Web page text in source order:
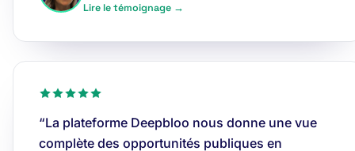
Lire le témoignage →
“La plateforme Deepbloo nous donne une vue
complète des opportunités publiques en